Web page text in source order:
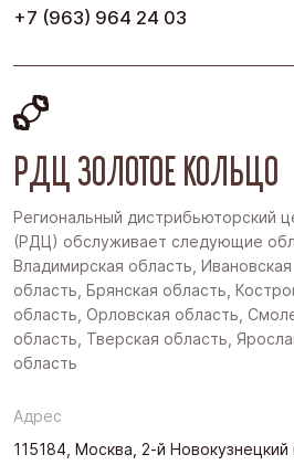
+7 (963) 964 24 03
РДЦ ЗОЛОТОЕ КОЛЬЦО
Региональный дистрибьюторский
(РДЦ) обслуживает следующие
Владимирская область, Ивановская
область, Брянская область,
область, Орловская область,
область, Тверская область,
область
Адрес
115184, Москва, 2-й Новокузнецкий